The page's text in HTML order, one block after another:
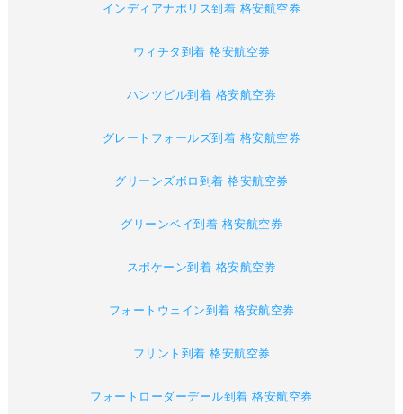
インディアナポリス到着 格安航空券
ウィチタ到着 格安航空券
ハンツビル到着 格安航空券
グレートフォールズ到着 格安航空券
グリーンズボロ到着 格安航空券
グリーンベイ到着 格安航空券
スポケーン到着 格安航空券
フォートウェイン到着 格安航空券
フリント到着 格安航空券
フォートローダーデール到着 格安航空券